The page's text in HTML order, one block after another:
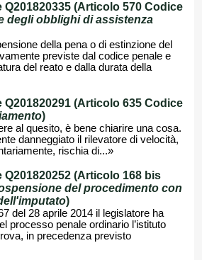
(Articolo 570 Codice
degli obblighi di assistenza
della pena o di estinzione del
previste dal codice penale e
del reato e dalla durata della
(Articolo 635 Codice
)
al quesito, è bene chiarire una cosa.
danneggiato il rilevatore di velocità,
rischia di...»
(Articolo 168 bis
del procedimento con
)
del 28 aprile 2014 il legislatore ha
processo penale ordinario l’istituto
in precedenza previsto